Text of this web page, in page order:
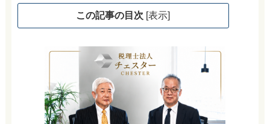
この記事の目次 [表示]